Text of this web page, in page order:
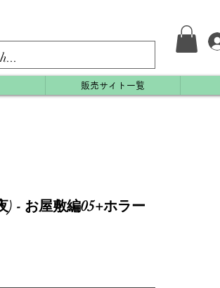
販売サイト一覧
- お屋敷編05+ホラー